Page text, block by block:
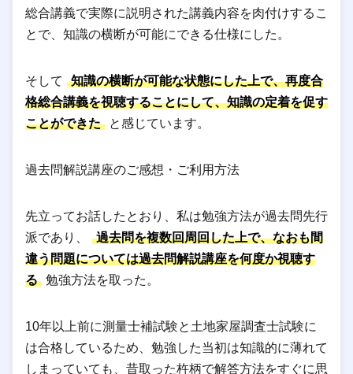
総合講義で実際に説明された講義内容を肉付けするこ
とで、知識の横断が可能にできる仕様にした。
そして
知識の横断が可能な状態にした上で、再度合
格総合講義を視聴することにして、知識の定着を促す
ことができた
と感じています。
過去問解説講座のご感想・ご利用方法
先立ってお話したとおり、私は勉強方法が過去問先行
派であり、
過去問を複数回周回した上で、なおも間
違う問題については過去問解説講座を何度か視聴す
る 勉強方法を取った。
10年以上前に測量士補試験と土地家屋調査士試験に
は合格しているため、勉強した当初は知識的に薄れて
しまっていても、昔取った杵柄で解答方法をすぐに思